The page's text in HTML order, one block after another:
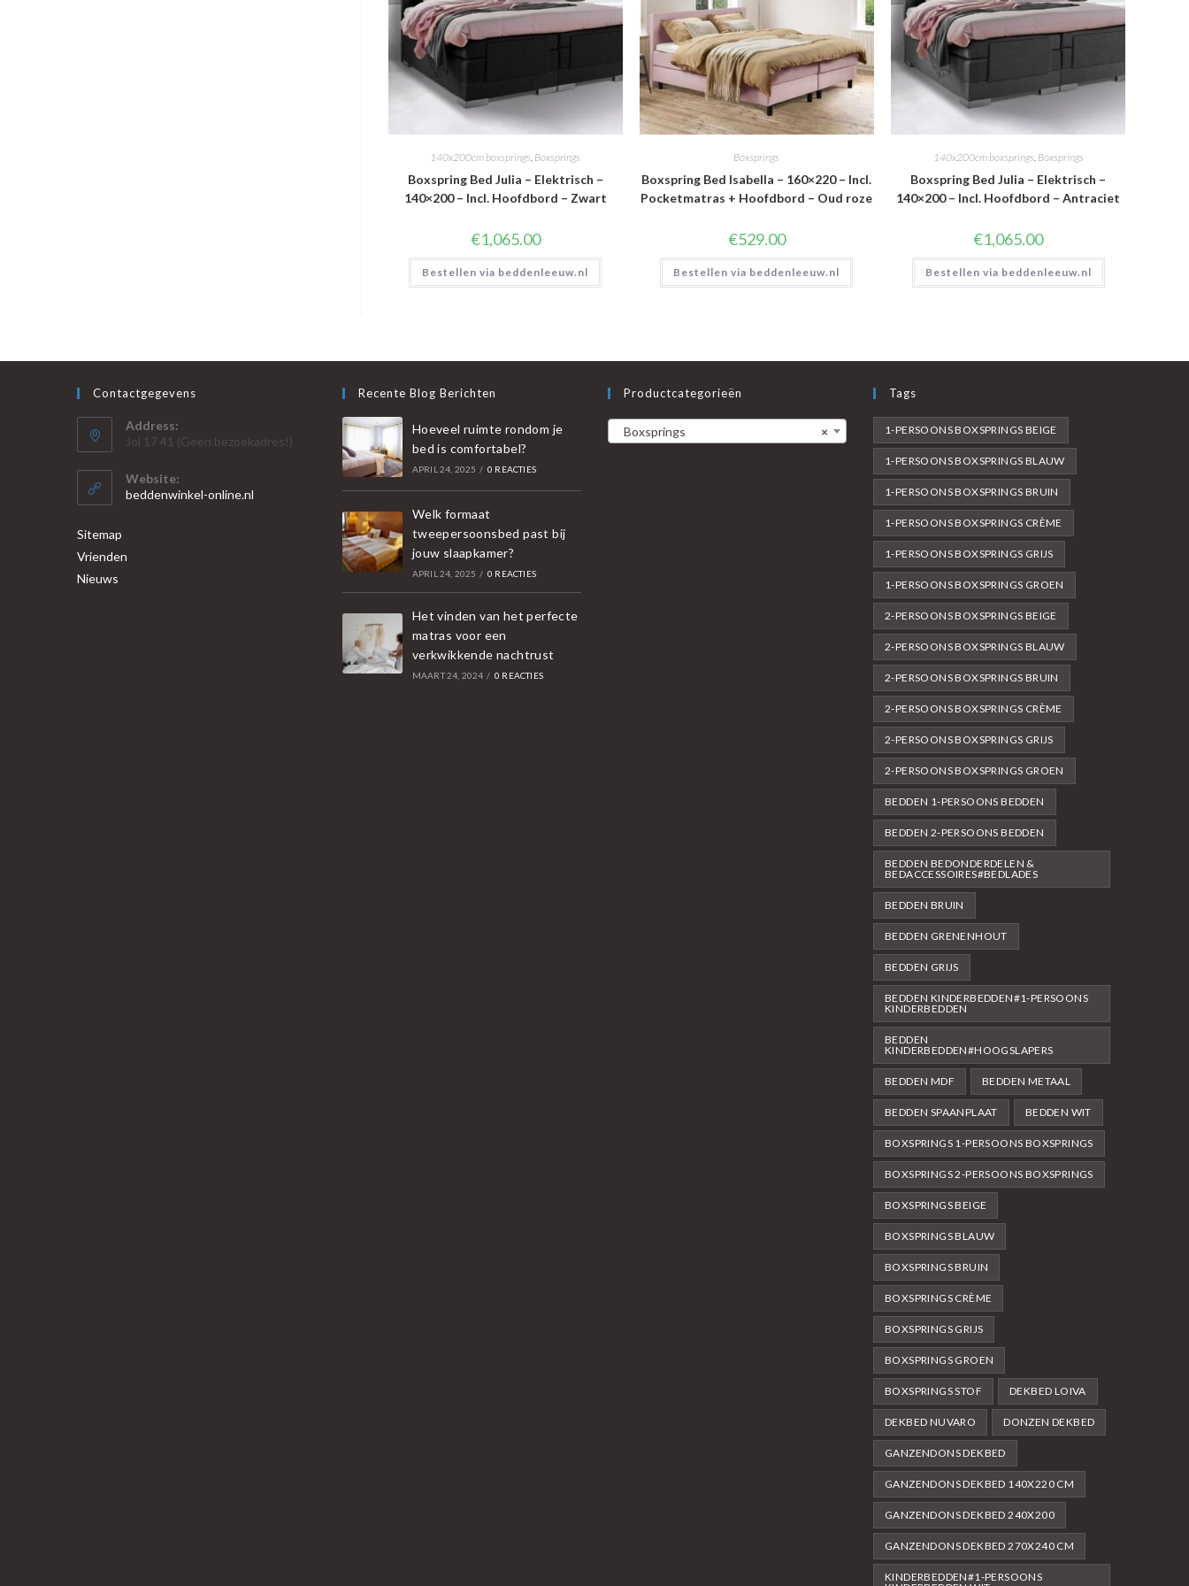
140x200cm boxsprings, Boxsprings
Boxspring Bed Julia – Elektrisch –
140×200 – Incl. Hoofdbord – Zwart
€1,065.00
Bestellen via beddenleeuw.nl
Boxsprings
Boxspring Bed Isabella – 160×220 – Incl.
Pocketmatras + Hoofdbord – Oud roze
€529.00
Bestellen via beddenleeuw.nl
140x200cm boxsprings, Boxsprings
Boxspring Bed Julia – Elektrisch –
140×200 – Incl. Hoofdbord – Antraciet
€1,065.00
Bestellen via beddenleeuw.nl
Contactgegevens
Address:
Jol 17 41 (Geen bezoekadres!)
Website:
beddenwinkel-online.nl
Sitemap
Vrienden
Nieuws
Recente Blog Berichten
Hoeveel ruimte rondom je
bed is comfortabel?
APRIL 24, 2025 / 0 REACTIES
Welk formaat
tweepersoonsbed past bij
jouw slaapkamer?
APRIL 24, 2025 / 0 REACTIES
Het vinden van het perfecte
matras voor een
verkwikkende nachtrust
MAART 24, 2024 / 0 REACTIES
Productcategorieën
×
Boxsprings
Tags
1-PERSOONS BOXSPRINGS BEIGE
1-PERSOONS BOXSPRINGS BLAUW
1-PERSOONS BOXSPRINGS BRUIN
1-PERSOONS BOXSPRINGS CRÈME
1-PERSOONS BOXSPRINGS GRIJS
1-PERSOONS BOXSPRINGS GROEN
2-PERSOONS BOXSPRINGS BEIGE
2-PERSOONS BOXSPRINGS BLAUW
2-PERSOONS BOXSPRINGS BRUIN
2-PERSOONS BOXSPRINGS CRÈME
2-PERSOONS BOXSPRINGS GRIJS
2-PERSOONS BOXSPRINGS GROEN
BEDDEN 1-PERSOONS BEDDEN
BEDDEN 2-PERSOONS BEDDEN
BEDDEN BEDONDERDELEN &
BEDACCESSOIRES#BEDLADES
BEDDEN BRUIN
BEDDEN GRENENHOUT
BEDDEN GRIJS
BEDDEN KINDERBEDDEN#1-PERSOONS
KINDERBEDDEN
BEDDEN
KINDERBEDDEN#HOOGSLAPERS
BEDDEN MDF BEDDEN METAAL
BEDDEN SPAANPLAAT BEDDEN WIT
BOXSPRINGS 1-PERSOONS BOXSPRINGS
BOXSPRINGS 2-PERSOONS BOXSPRINGS
BOXSPRINGS BEIGE
BOXSPRINGS BLAUW
BOXSPRINGS BRUIN
BOXSPRINGS CRÈME
BOXSPRINGS GRIJS
BOXSPRINGS GROEN
BOXSPRINGS STOF DEKBED LOIVA
DEKBED NUVARO DONZEN DEKBED
GANZENDONS DEKBED
GANZENDONS DEKBED 140X220 CM
GANZENDONS DEKBED 240X200
GANZENDONS DEKBED 270X240 CM
KINDERBEDDEN#1-PERSOONS